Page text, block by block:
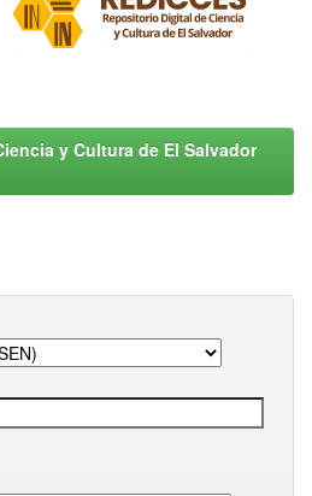
y Cultura de El Salvador